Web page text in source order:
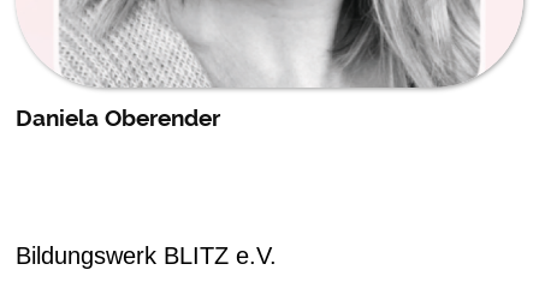
Daniela Oberender
Bildungswerk BLITZ e.V.